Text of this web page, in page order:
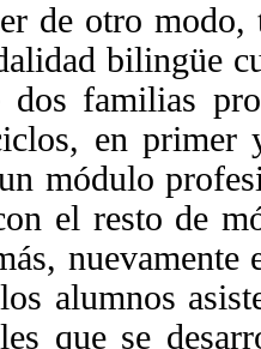
de otro
bilingüe
familias
en primer
módulo
el resto de
nuevamente
alumnos
que se